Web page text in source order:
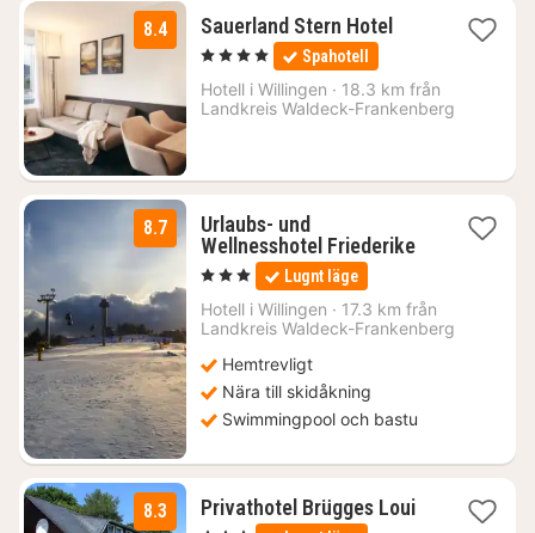
8.4 Sauerland Stern Hotel2
1206
kr.
, 4 Stjärnor Spahotell
Hotell i Willingen · 18.3 km från
Landkreis Waldeck-Frankenberg
8.7
Urlaubs- und
Wellnesshotel Friederike1
1705
kr.
, 3 Stjärnor Lugnt läge
Hotell i Willingen · 17.3 km från
Landkreis Waldeck-Frankenberg
Hemtrevligt
Nära till skidåkning
Swimmingpool och bastu
8.3 Privathotel Brügges Loui3